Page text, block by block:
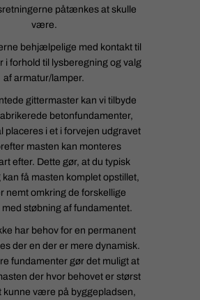
påtænkes at skulle
være.
behjælpelige med kontakt til
i forhold til lysberegning og valg
af armatur/lamper.
gittermaster kan vi tilbyde
betonfundamenter,
placeres i et i forvejen udgravet
masten kan monteres
efter. Dette gør, at du typisk
få masten komplet opstillet,
nemt omkring de forskellige
støbning af fundamentet.
har behov for en permanent
der en der er mere dynamisk.
fundamenter gør det muligt at
der hvor behovet er størst
kunne være på byggepladsen,